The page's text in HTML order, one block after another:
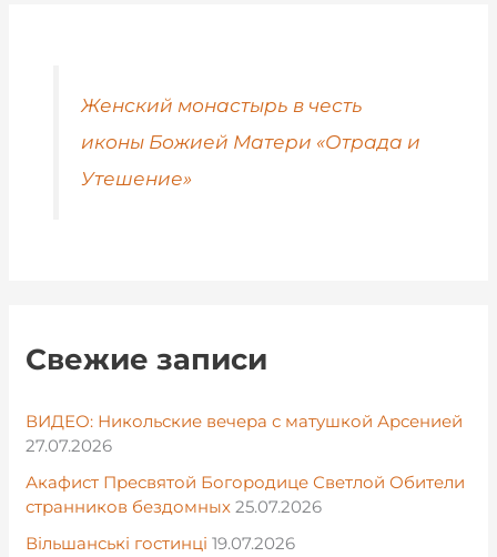
Женский монастырь в честь
иконы Божией Матери «Отрада и
Утешение»
Свежие записи
ВИДЕО: Никольские вечера с матушкой Арсенией
27.07.2026
Акафист Пресвятой Богородице Светлой Обители
странников бездомных 25.07.2026
Вільшанські гостинці 19.07.2026